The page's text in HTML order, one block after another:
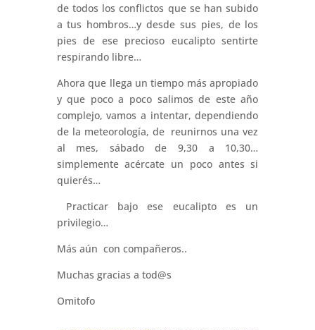
de todos los conflictos que se han subido
a tus hombros…y desde sus pies, de los
pies de ese precioso eucalipto sentirte
respirando libre…
Ahora que llega un tiempo más apropiado
y que poco a poco salimos de este año
complejo, vamos a intentar, dependiendo
de la meteorología, de reunirnos una vez
al mes, sábado de 9,30 a 10,30…
simplemente acércate un poco antes si
quierés…
Practicar bajo ese eucalipto es un
privilegio…
Más aún con compañeros..
Muchas gracias a tod@s
Omitofo